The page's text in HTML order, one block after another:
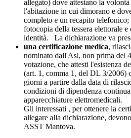
allegato) dove attestano la
l'abitazione in cui dimorano e
completo e un recapito
fotocopia della tessera elettorale
identità. La dichiarazione va
una certificazione medica,
nominato dall'Asl, non prima del
votazione, che attesti l'esistenza
(art. 1, comma 1, del DL 3/2006)
giorni a partire dalla data di
condizioni di dipendenza
apparecchiature elettromedicali.
Gli interessati , per ottenere la
allegare alla dichiarazione,
ASST Mantova.